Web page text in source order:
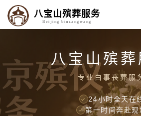
八宝山殡葬服务
Beijing binzangwang
八宝山殡葬
专业白事丧葬服
✓ 24小时全天在
✓ 第一时间奔赴现